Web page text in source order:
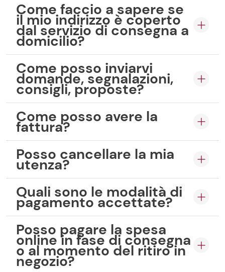
Come faccio a sapere se
il mio indirizzo è coperto
dal servizio di consegna a
domicilio?
Come posso inviarvi
domande, segnalazioni,
consigli, proposte?
Come posso avere la
fattura?
Posso cancellare la mia
utenza?
Quali sono le modalità di
pagamento accettate?
Posso pagare la spesa
online in fase di consegna
o al momento del ritiro in
negozio?